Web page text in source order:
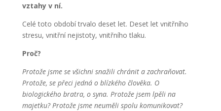
vztahy v ní.
Celé toto období trvalo deset let. Deset let vnitřního
stresu, vnitřní nejistoty, vnitřního tlaku.
Proč?
Protože jsme se všichni snažili chránit a zachraňovat.
Protože, se přeci jedná o blízkého člověka. O
biologického bratra, o syna. Protože jsem lpěli na
majetku? Protože jsme neuměli spolu komunikovat?